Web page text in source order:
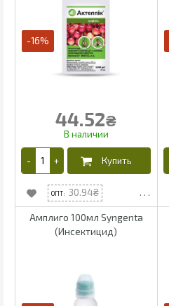
-16%
44.52₴
30.94
Амплиго 100мл Syngenta
(Инсектицид)